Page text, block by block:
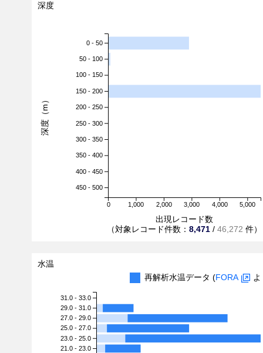
深度
0 1,000 2,000 3,000 4,000 5,000
0 - 50
50 - 100
100 - 150
150 - 200
200 - 250
250 - 300
300 - 350
350 - 400
400 - 450
450 - 500
出現レコード数
（対象レコード件数： 8,471 / 46,272 件）
深度（m）
水温
再解析水温データ (FORA
31.0 - 33.0
29.0 - 31.0
27.0 - 29.0
25.0 - 27.0
23.0 - 25.0
21.0 - 23.0